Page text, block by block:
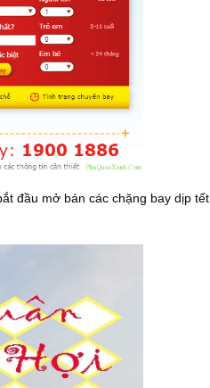
đầu mở bán các chặng bay dịp tết